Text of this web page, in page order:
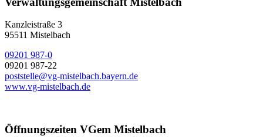
Kanzleistraße 3
95511 Mistelbach
09201 987-0
09201 987-22
poststelle@vg-mistelbach.bayern.de
www.vg-mistelbach.de
Öffnungszeiten VGem Mistelbach